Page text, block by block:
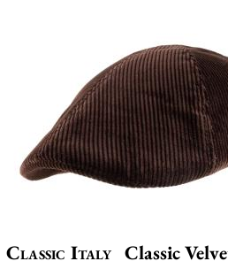
Classic Italy Classic